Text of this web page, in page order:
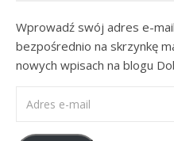
Wprowadź swój adres e-
bezpośrednio na skrzynkę
nowych wpisach na blogu